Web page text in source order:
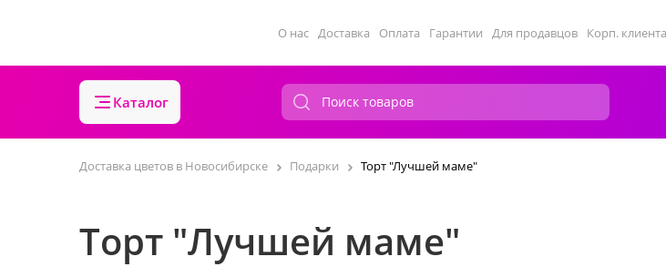
О нас Доставка Оплата Гарантии Для продавцов Корп.
Каталог
Доставка цветов в Новосибирске Подарки Торт "Лучшей маме"
Торт "Лучшей маме"